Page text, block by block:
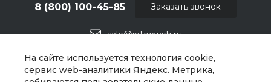
На сайте используется технология cookie,
сервис web-аналитики Яндекс. Метрика,
sale@intecweb.ru
8 (800) 100-45-85
г. Москва, ул. Люсиновская, д. 39
Заказать звонок